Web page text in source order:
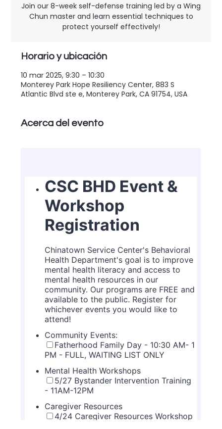
Join our 8-week self-defense training led by a Wing
Chun master and learn essential techniques to
protect yourself effectively!​
Horario y ubicación
10 mar 2025, 9:30 – 10:30
Monterey Park Hope Resiliency Center, 883 S
Atlantic Blvd ste e, Monterey Park, CA 91754, USA
Acerca del evento